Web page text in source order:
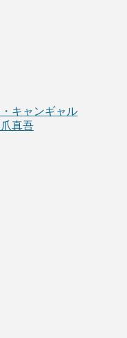
キャンギャル
真吾